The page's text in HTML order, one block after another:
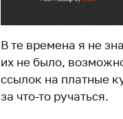
В те времена я не
их не было,
ссылок на платные
за что-то ручаться.